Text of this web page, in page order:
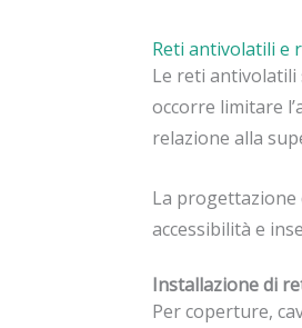
Reti antivolatili e
Le reti antivolatili
occorre limitare
relazione alla
La
accessibilità e
Installazione di
Per coperture,